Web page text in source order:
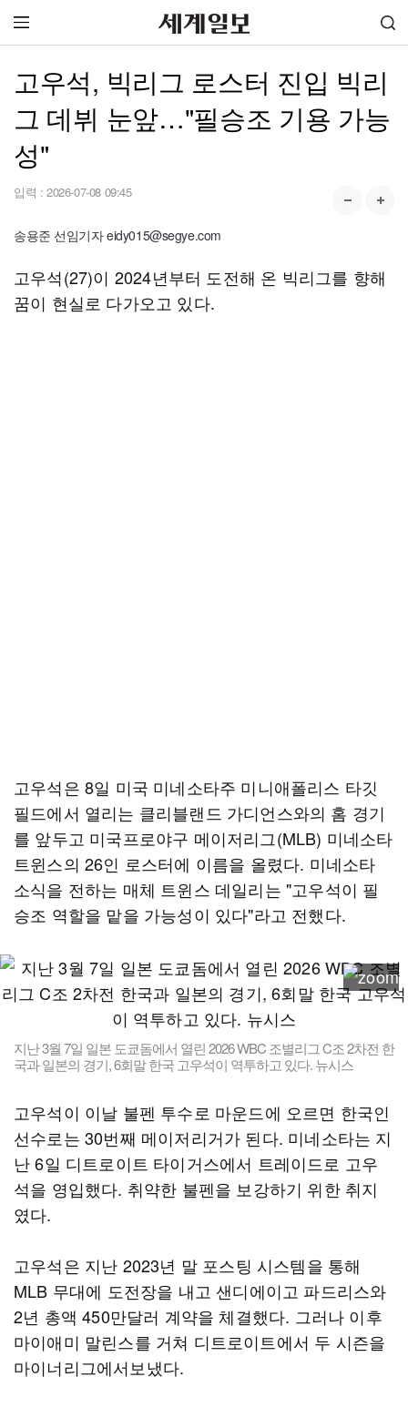
고우석, 빅리그 로스터 진입 빅리
그 데뷔 눈앞…"필승조 기용 가능
성"
입력 : 2026-07-08 09:45
송용준 선임기자 eidy015@segye.com
고우석(27)이 2024년부터 도전해 온 빅리그를 향해
꿈이 현실로 다가오고 있다.
고우석은 8일 미국 미네소타주 미니애폴리스 타깃
필드에서 열리는 클리블랜드 가디언스와의 홈 경기
를 앞두고 미국프로야구 메이저리그(MLB) 미네소타
트윈스의 26인 로스터에 이름을 올렸다. 미네소타
소식을 전하는 매체 트윈스 데일리는 "고우석이 필
승조 역할을 맡을 가능성이 있다"라고 전했다.
지난 3월 7일 일본 도쿄돔에서 열린 2026 WBC 조별리그 C조 2차전 한
국과 일본의 경기, 6회말 한국 고우석이 역투하고 있다. 뉴시스
고우석이 이날 불펜 투수로 마운드에 오르면 한국인
선수로는 30번째 메이저리거가 된다. 미네소타는 지
난 6일 디트로이트 타이거스에서 트레이드로 고우
석을 영입했다. 취약한 불펜을 보강하기 위한 취지
였다.
고우석은 지난 2023년 말 포스팅 시스템을 통해
MLB 무대에 도전장을 내고 샌디에이고 파드리스와
2년 총액 450만달러 계약을 체결했다. 그러나 이후
마이애미 말린스를 거쳐 디트로이트에서 두 시즌을
마이너리그에서보냈다.